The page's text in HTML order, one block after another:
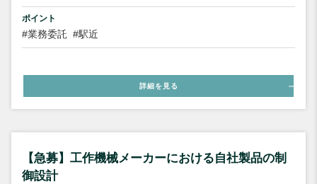
ポイント
#業務委託 #駅近
詳細を見る
【急募】工作機械メーカーにおける自社製品の制
御設計